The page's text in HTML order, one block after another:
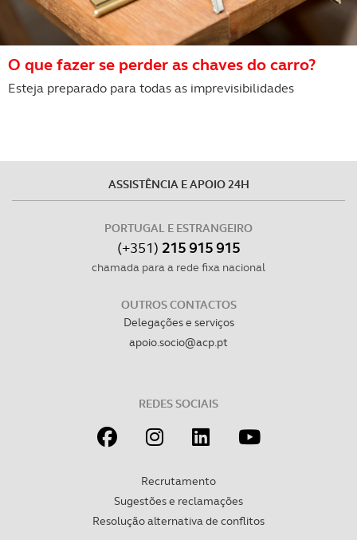
O que fazer se perder as chaves do carro?
Esteja preparado para todas as imprevisibilidades
ASSISTÊNCIA E APOIO 24H
PORTUGAL E ESTRANGEIRO
(+351) 215 915 915
chamada para a rede fixa nacional
OUTROS CONTACTOS
Delegações e serviços
apoio.socio@acp.pt
REDES SOCIAIS
Recrutamento
Sugestões e reclamações
Resolução alternativa de conflitos